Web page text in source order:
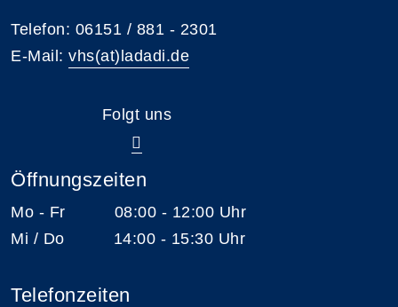
Telefon: 06151 / 881 - 2301
E-Mail: vhs(at)ladadi.de
Folgt uns
Öffnungszeiten
Mo - Fr 08:00 - 12:00 Uhr
Mi / Do 14:00 - 15:30 Uhr
Telefonzeiten